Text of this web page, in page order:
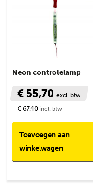
Neon controlelamp
€ 55,70 excl. btw
€ 67,40 incl. btw
Toevoegen aan
winkelwagen